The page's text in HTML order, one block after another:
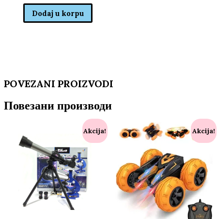
Dodaj u korpu
POVEZANI PROIZVODI
Повезани производи
Akcija! Akcija!